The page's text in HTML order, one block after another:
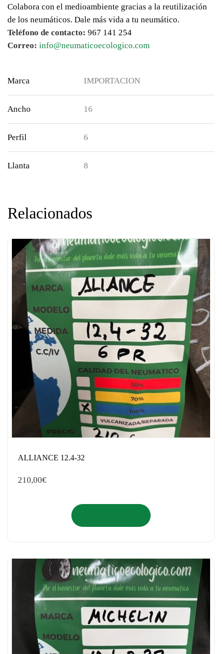
Colabora con el medioambiente gracias a la reutilización
de los neumáticos. Dale más vida a tu neumático.
Teléfono de contacto: 967 141 254
Correo: info@neumaticoecologico.com
Marca IMPORTACION
Ancho 16
Perfil 6
Llanta 8
Relacionados
ALLIANCE 12.4-32
210,00€